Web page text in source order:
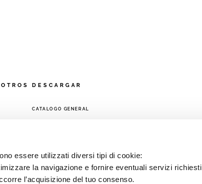
essere utilizzati diversi tipi di cookie:
la navigazione e fornire eventuali servizi richiesti
l’acquisizione del tuo consenso.
DESCARGAR
CATALOGO GENERAL